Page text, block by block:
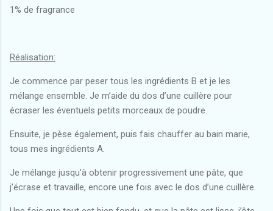
1% de fragrance
Réalisation:
Je commence par peser tous les ingrédients B et je les
mélange ensemble. Je m’aide du dos d’une cuillère pour
écraser les éventuels petits morceaux de poudre.
Ensuite, je pèse également, puis fais chauffer au bain marie,
tous mes ingrédients A.
Je mélange jusqu’à obtenir progressivement une pâte, que
j’écrase et travaille, encore une fois avec le dos d’une cuillère.